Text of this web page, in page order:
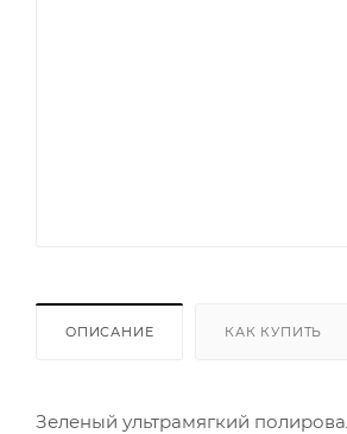
ОПИСАНИЕ КАК КУПИТЬ
Зеленый ультрамягкий